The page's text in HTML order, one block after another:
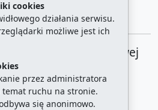
cookies
działania serwisu.
możliwe jest ich
przez administratora
ruchu na stronie.
się anonimowo.
Plac Armii Krajowej
/ aktualna strona: